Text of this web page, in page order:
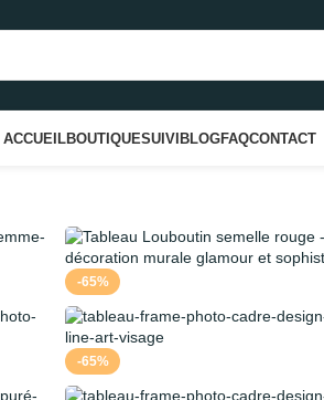
ACCUEILBOUTIQUESUIVIBLOGFAQCONTACT
-65%
-65%